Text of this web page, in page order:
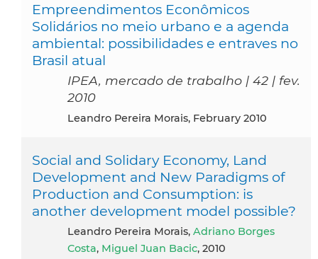
Empreendimentos Econômicos
Solidários no meio urbano e a agenda
ambiental: possibilidades e entraves no
Brasil atual
IPEA, mercado de trabalho | 42 | fev.
2010
Leandro Pereira Morais, February 2010
Social and Solidary Economy, Land
Development and New Paradigms of
Production and Consumption: is
another development model possible?
Leandro Pereira Morais, Adriano Borges
Costa, Miguel Juan Bacic, 2010